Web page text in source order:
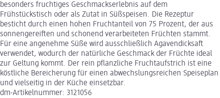
besonders fruchtiges Geschmackserlebnis auf dem
Frühstückstisch oder als Zutat in Süßspeisen. Die Rezeptur
besticht durch einen hohen Fruchtanteil von 75 Prozent, der aus
sonnengereiften und schonend verarbeiteten Früchten stammt.
Für eine angenehme Süße wird ausschließlich Agavendicksaft
verwendet, wodurch der natürliche Geschmack der Früchte ideal
zur Geltung kommt. Der rein pflanzliche Fruchtaufstrich ist eine
köstliche Bereicherung für einen abwechslungsreichen Speiseplan
und vielseitig in der Küche einsetzbar.
dm-Artikelnummer: 3121056